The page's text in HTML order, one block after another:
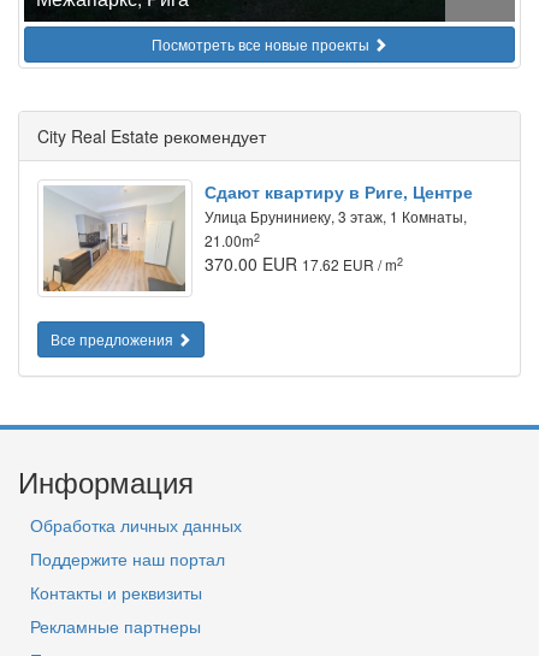
Посмотреть все новые проекты
City Real Estate рекомендует
Сдают квартиру в Риге, Центре
Улица Бруниниеку, 3 этаж, 1 Комнаты,
21.00m2
370.00 EUR 17.62 EUR / m2
Все предложения
Информация
Обработка личных данных
Поддержите наш портал
Контакты и реквизиты
Рекламные партнеры